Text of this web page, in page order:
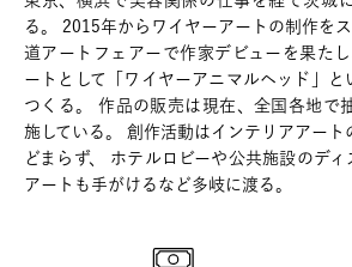
る。 2015年からワイヤーアートの制作を
道アートフェアーで作家デビューを果た
ートとして「ワイヤーアニマルヘッド」と
つくる。 作品の販売は現在、全国各地で
施している。 創作活動はインテリアアート
どまらず、 ホテルロビーや公共施設のディ
アートも手がけるなど多岐に渡る。